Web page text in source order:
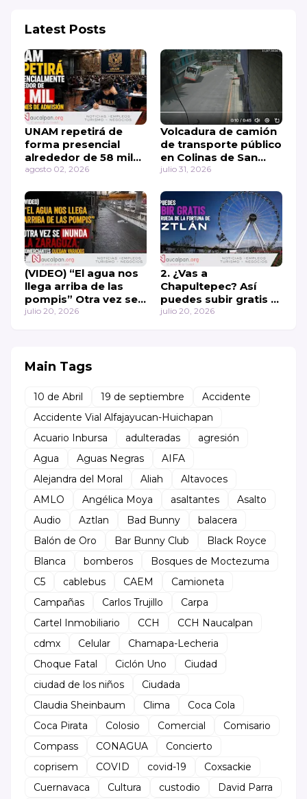
Latest Posts
UNAM repetirá de
forma presencial
alrededor de 58 mil
exámenes de
agosto 02, 2026
Volcadura de camión
de transporte público
en Colinas de San
Mateo
julio 31, 2026
(VIDEO) “El agua nos
llega arriba de las
pompis” Otra vez se
inunda la Zaragoza;
julio 20, 2026
2. ¿Vas a
Chapultepec? Así
puedes subir gratis a
la rueda de la fortuna
julio 20, 2026
Main Tags
10 de Abril 19 de septiembre
Accidente
Accidente Vial Alfajayucan-Huichapan
Acuario Inbursa
adulteradas
agresión
Agua
Aguas Negras
AIFA
Alejandra del Moral
Aliah
Altavoces
AMLO
Angélica Moya asaltantes
Asalto
Audio
Aztlan Bad Bunny
balacera
Balón de Oro
Bar Bunny Club
Black Royce
Blanca
bomberos
Bosques de Moctezuma
C5
cablebus CAEM
Camioneta
Campañas
Carlos Trujillo
Carpa
Cartel Inmobiliario
CCH
CCH Naucalpan
cdmx
Celular
Chamapa-Lecheria
Choque Fatal
Ciclón Uno
Ciudad
ciudad de los niños
Ciudada
Claudia Sheinbaum
Clima
Coca Cola
Coca Pirata
Colosio Comercial
Comisario
Compass
CONAGUA
Concierto
coprisem
COVID covid-19
Coxsackie
Cuernavaca
Cultura custodio
David Parra